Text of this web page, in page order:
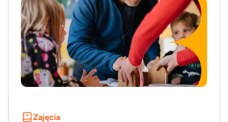
Zajęcia